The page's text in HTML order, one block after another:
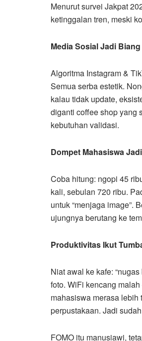
Menurut survei Jakpat
ketinggalan tren, meski
Media Sosial Jadi
Algoritma Instagram &
Semua serba estetik.
kalau tidak update,
diganti coffee shop yang
kebutuhan validasi.
Dompet Mahasiswa
Coba hitung: ngopi 45
kali, sebulan 720 ribu.
untuk “menjaga image”.
ujungnya berutang ke
Produktivitas Ikut
Niat awal ke kafe:
foto. WiFi kencang
mahasiswa merasa
perpustakaan. Jadi
FOMO itu manusiawi,